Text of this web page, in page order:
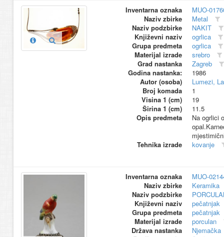
Inventarna oznaka
MUO-
Naziv zbirke
Metal
Naziv podzbirke
NAKIT
Književni naziv
ogrlica
Grupa predmeta
ogrlica
Materijal izrade
srebro
Grad nastanka
Zagreb
Godina nastanka:
1986
Autor (osoba)
Lumezi,
Broj komada
1
Visina 1 (cm)
19
Širina 1 (cm)
11.5
Opis predmeta
Na ogrlici
Tehnika izrade
kovanje
Inventarna oznaka
MUO-
Naziv zbirke
Keramika
Naziv podzbirke
Književni naziv
pečatnjak
Grupa predmeta
pečatnjak
Materijal izrade
porculan
Država nastanka
Njemačka